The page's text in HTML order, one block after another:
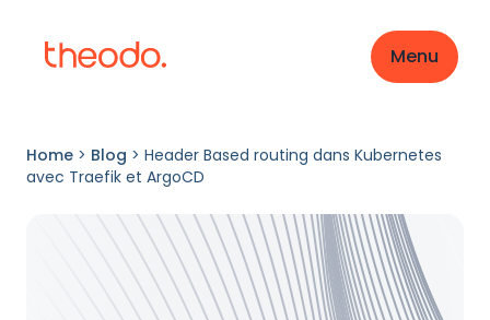
Menu
Home > Blog > Header Based routing dans Kubernetes
avec Traefik et ArgoCD